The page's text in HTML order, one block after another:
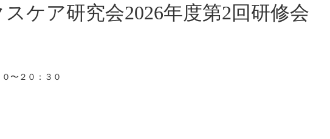
スケア研究会2026年度第2回研修会
〜２０：３０